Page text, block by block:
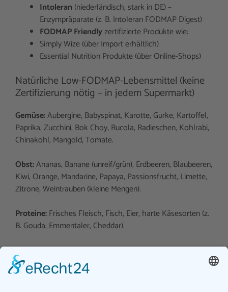
Intoleran (niederländisch, stark in DE) –
Enzympräparate (z. B. Intoleran FODMAP Digest)
FODMAP Friendlyzertifizierte Produkte wie:
Simply Wize (über Import erhältlich)
Essential Nutrition Produkte (über Online-Shops)
Natürliche Low-FODMAP-Lebensmittel (keine
Zertifizierung nötig – in jedem Supermarkt)
Gemüse:Aubergine, Babyspinat, Karotte, Gurke, Kartoffel,
Paprika, Zucchini, Bok Choy, Rucola, Radieschen, Kohlrabi,
Chinakohl, Mangold, Tomate.
Obst:Ananas, Banane (unreif/grün), Erdbeeren, Blaubeeren,
Kiwi, Orange, Mandarine, Papaya, Passionsfrucht, Limette,
Zitrone, Weintrauben (kleine Mengen).
Proteine:Frisches Fleisch, Fisch, Eier, harte Käsesorten (z.
B. Gouda, Emmentaler, Cheddar).
Getreide:Reis (vonReishunger,Uncle Ben’s), Quinoa,
Polenta, Hafer (kleine Mengen von